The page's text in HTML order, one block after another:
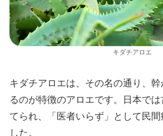
キダチアロエ
キダチアロエは、その名の通り、
るのが特徴のアロエです。日本で
てられ、「医者いらず」として民
した。